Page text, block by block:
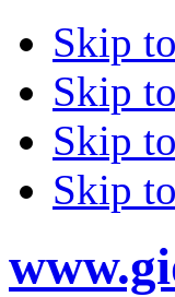
Skip
Skip
Skip
Skip